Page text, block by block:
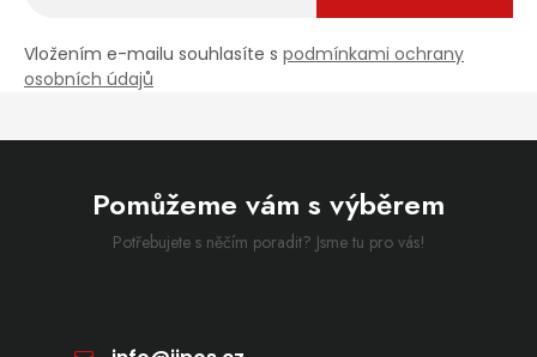
Vložením e-mailu souhlasíte s podmínkami ochrany
osobních údajů
Pomůžeme vám s výběrem
Potřebujete s něčím poradit? Jsme tu pro vás!